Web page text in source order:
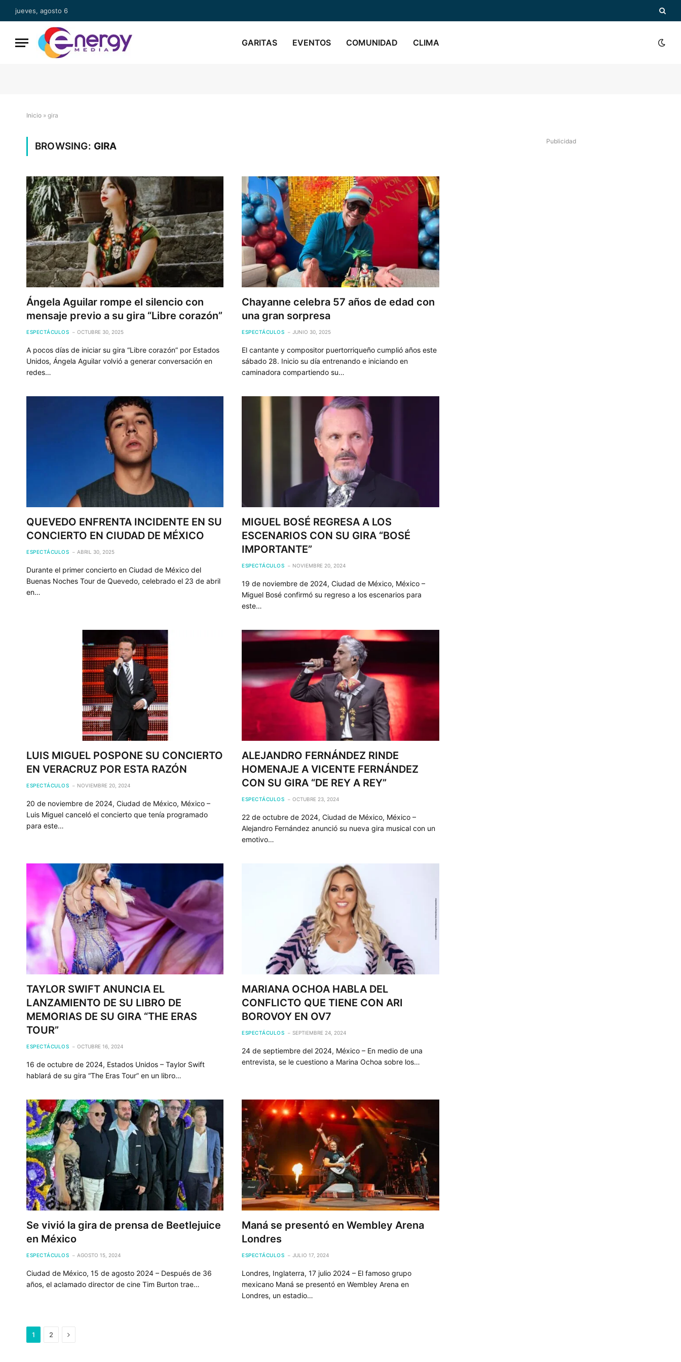
jueves, agosto 6
GARITAS EVENTOS COMUNIDAD CLIMA
Inicio » gira
BROWSING: GIRA
Ángela Aguilar rompe el silencio con
mensaje previo a su gira “Libre corazón”
ESPECTÁCULOS OCTUBRE 30, 2025
A pocos días de iniciar su gira “Libre corazón” por Estados
Unidos, Ángela Aguilar volvió a generar conversación en
redes…
Chayanne celebra 57 años de edad con
una gran sorpresa
ESPECTÁCULOS JUNIO 30, 2025
El cantante y compositor puertorriqueño cumplió años este
sábado 28. Inicio su día entrenando e iniciando en
caminadora compartiendo su…
QUEVEDO ENFRENTA INCIDENTE EN SU
CONCIERTO EN CIUDAD DE MÉXICO
ESPECTÁCULOS ABRIL 30, 2025
Durante el primer concierto en Ciudad de México del
Buenas Noches Tour de Quevedo, celebrado el 23 de abril
en…
MIGUEL BOSÉ REGRESA A LOS
ESCENARIOS CON SU GIRA “BOSÉ
IMPORTANTE”
ESPECTÁCULOS NOVIEMBRE 20, 2024
19 de noviembre de 2024, Ciudad de México, México –
Miguel Bosé confirmó su regreso a los escenarios para
este…
LUIS MIGUEL POSPONE SU CONCIERTO
EN VERACRUZ POR ESTA RAZÓN
ESPECTÁCULOS NOVIEMBRE 20, 2024
20 de noviembre de 2024, Ciudad de México, México –
Luis Miguel canceló el concierto que tenía programado
para este…
ALEJANDRO FERNÁNDEZ RINDE
HOMENAJE A VICENTE FERNÁNDEZ
CON SU GIRA “DE REY A REY”
ESPECTÁCULOS OCTUBRE 23, 2024
22 de octubre de 2024, Ciudad de México, México –
Alejandro Fernández anunció su nueva gira musical con un
emotivo…
TAYLOR SWIFT ANUNCIA EL
LANZAMIENTO DE SU LIBRO DE
MEMORIAS DE SU GIRA “THE ERAS
TOUR”
ESPECTÁCULOS OCTUBRE 16, 2024
16 de octubre de 2024, Estados Unidos – Taylor Swift
hablará de su gira “The Eras Tour” en un libro…
MARIANA OCHOA HABLA DEL
CONFLICTO QUE TIENE CON ARI
BOROVOY EN OV7
ESPECTÁCULOS SEPTIEMBRE 24, 2024
24 de septiembre del 2024, México – En medio de una
entrevista, se le cuestiono a Marina Ochoa sobre los…
Se vivió la gira de prensa de Beetlejuice
en México
ESPECTÁCULOS AGOSTO 15, 2024
Ciudad de México, 15 de agosto 2024 – Después de 36
años, el aclamado director de cine Tim Burton trae…
Maná se presentó en Wembley Arena
Londres
ESPECTÁCULOS JULIO 17, 2024
Londres, Inglaterra, 17 julio 2024 – El famoso grupo
mexicano Maná se presentó en Wembley Arena en
Londres, un estadio…
1 2 Next
Publicidad